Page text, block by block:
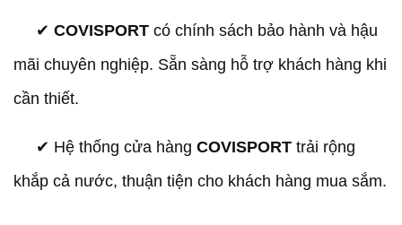
✔︎ COVISPORT có chính sách bảo hành và hậu
mãi chuyên nghiệp. Sẵn sàng hỗ trợ khách hàng khi
cần thiết.
✔︎ Hệ thống cửa hàng COVISPORT trải rộng
khắp cả nước, thuận tiện cho khách hàng mua sắm.